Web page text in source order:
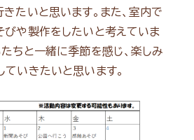
たいと思います。また、室内で
びや製作をしたいと考えていま
ちと一緒に季節を感じ、楽しみ
いきたいと思います。